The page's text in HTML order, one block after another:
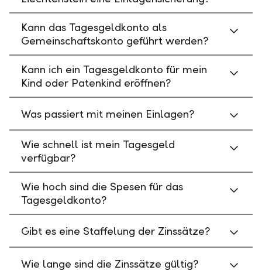
Kann das Tagesgeldkonto als
Gemeinschaftskonto geführt werden?
Kann ich ein Tagesgeldkonto für mein
Kind oder Patenkind eröffnen?
Was passiert mit meinen Einlagen?
Wie schnell ist mein Tagesgeld
verfügbar?
Wie hoch sind die Spesen für das
Tagesgeldkonto?
Gibt es eine Staffelung der Zinssätze?
Wie lange sind die Zinssätze gültig?